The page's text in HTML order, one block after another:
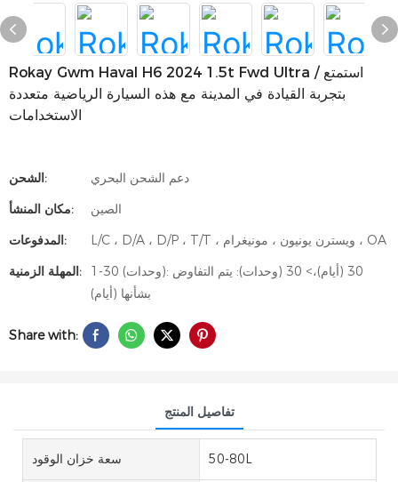
Rokay Gwm Haval H6 2024 1.5t Fwd Ultra / استمتع
بتجربة القيادة في المدينة مع هذه السيارة الرياضية متعددة
الاستخدامات
الشحن:
دعم الشحن البحري
مكان المنشأ:
الصين
المدفوعات:
L/C ، D/A ، D/P ، T/T ، ويسترن يونيون ، مونيغرام ، OA
المهلة الزمنية:
1-30 (وحدات): 30 (أيام)،> 30 (وحدات): يتم التفاوض
بشأنها (أيام)
Share with:
تفاصيل المنتج
سعة خزان الوقود 50-80L